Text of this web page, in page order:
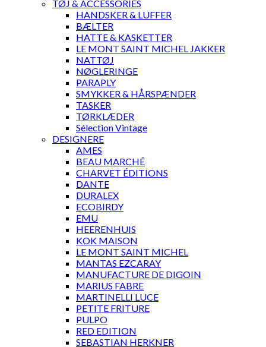
TØJ & ACCESSORIES
HANDSKER & LUFFER
BÆLTER
HATTE & KASKETTER
LE MONT SAINT MICHEL JAKKER
NATTØJ
NØGLERINGE
PARAPLY
SMYKKER & HÅRSPÆNDER
TASKER
TØRKLÆDER
Sélection Vintage
DESIGNERE
AMES
BEAU MARCHÉ
CHARVET ÉDITIONS
DANTE
DURALEX
ECOBIRDY
EMU
HEERENHUIS
KOK MAISON
LE MONT SAINT MICHEL
MANTAS EZCARAY
MANUFACTURE DE DIGOIN
MARIUS FABRE
MARTINELLI LUCE
PETITE FRITURE
PULPO
RED EDITION
SEBASTIAN HERKNER